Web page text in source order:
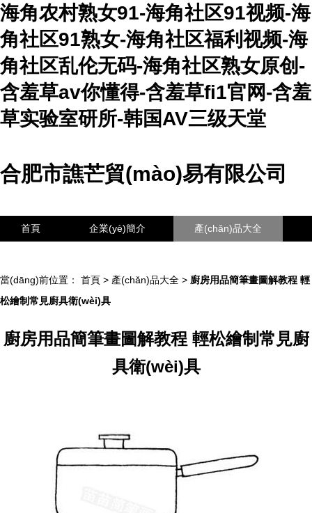
海角农村熟女91-海角社区91视频-海
角社区91熟女-海角社区福利视频-海
角社区乱伦无码-海角社区熟女原创-
含羞草av你懂得-含羞草fi1官网-含羞
草实验室研所-韩国AV三级天堂
合肥市譙芒貿(mào)易有限公司
首頁 企業(yè)簡介 產(chǎn)品大全
當(dāng)前位置： 首頁 > 產(chǎn)品大全 > 廚房用品簡筆畫圖解教程 輕
松繪制常見廚具衛(wèi)具
廚房用品簡筆畫圖解教程 輕松繪制常見廚
具衛(wèi)具